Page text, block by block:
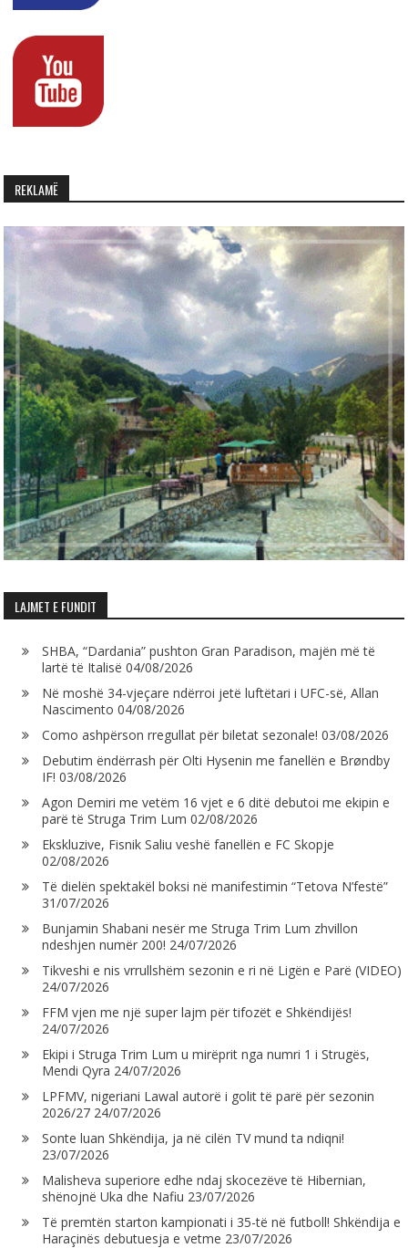
REKLAMË
LAJMET E FUNDIT
SHBA, “Dardania” pushton Gran Paradison, majën më të
lartë të Italisë 04/08/2026
Në moshë 34-vjeçare ndërroi jetë luftëtari i UFC-së, Allan
Nascimento 04/08/2026
Como ashpërson rregullat për biletat sezonale! 03/08/2026
Debutim ëndërrash për Olti Hysenin me fanellën e Brøndby
IF! 03/08/2026
Agon Demiri me vetëm 16 vjet e 6 ditë debutoi me ekipin e
parë të Struga Trim Lum 02/08/2026
Ekskluzive, Fisnik Saliu veshë fanellën e FC Skopje
02/08/2026
Të dielën spektakël boksi në manifestimin “Tetova N’festë”
31/07/2026
Bunjamin Shabani nesër me Struga Trim Lum zhvillon
ndeshjen numër 200! 24/07/2026
Tikveshi e nis vrrullshëm sezonin e ri në Ligën e Parë (VIDEO)
24/07/2026
FFM vjen me një super lajm për tifozët e Shkëndijës!
24/07/2026
Ekipi i Struga Trim Lum u mirëprit nga numri 1 i Strugës,
Mendi Qyra 24/07/2026
LPFMV, nigeriani Lawal autorë i golit të parë për sezonin
2026/27 24/07/2026
Sonte luan Shkëndija, ja në cilën TV mund ta ndiqni!
23/07/2026
Malisheva superiore edhe ndaj skocezëve të Hibernian,
shënojnë Uka dhe Nafiu 23/07/2026
Të premtën starton kampionati i 35-të në futboll! Shkëndija e
Haraçinës debutuesja e vetme 23/07/2026